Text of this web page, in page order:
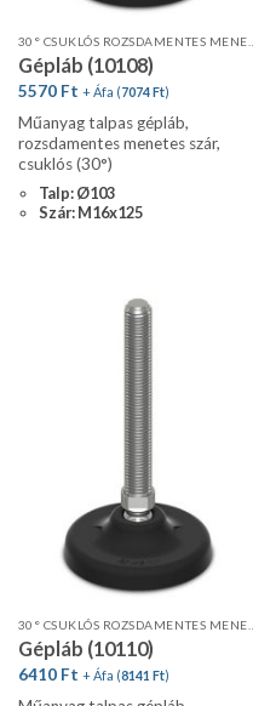
Gépláb (10108)
5570 Ft + Áfa (7074Ft)
Műanyag talpas gépláb,
rozsdamentes menetes szár,
csuklós (30°)
Talp: Ø103
Szár: M16x125
Gépláb (10110)
6410 Ft + Áfa (8141 Ft)